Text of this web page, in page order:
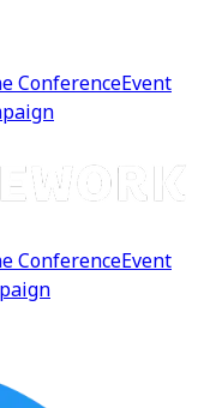
ConferenceEvent
ConferenceEvent